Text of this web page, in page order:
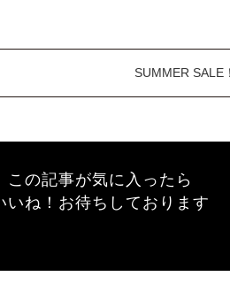
SUMMER SALE
この記事が気に入ったら
いね！お待ちしております